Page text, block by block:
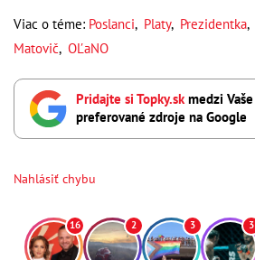
Viac o téme: Poslanci, Platy, Prezidentka,
Matovič, OĽaNO
Pridajte si Topky.skmedzi Vaše
preferované zdroje na Google
Nahlásiť chybu
16 2 3 3